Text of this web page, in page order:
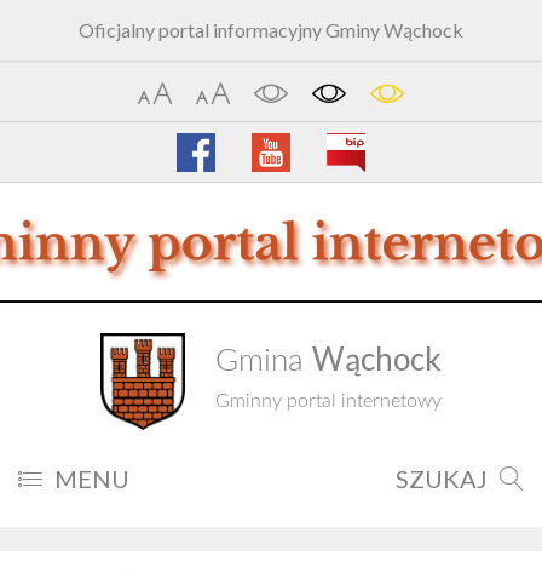
Oficjalny portal informacyjny Gminy Wąchock
Gmina Wąchock
Gminny portal internetowy
MENU SZUKAJ